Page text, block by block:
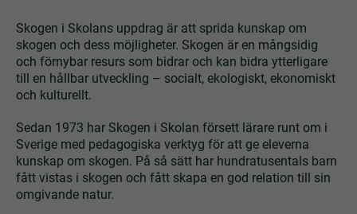
Skogen i Skolans uppdrag är att sprida kunskap om
skogen och dess möjligheter. Skogen är en mångsidig
och förnybar resurs som bidrar och kan bidra ytterligare
till en hållbar utveckling – socialt, ekologiskt, ekonomiskt
och kulturellt.
Sedan 1973 har Skogen i Skolan försett lärare runt om i
Sverige med pedagogiska verktyg för att ge eleverna
kunskap om skogen. På så sätt har hundratusentals barn
fått vistas i skogen och fått skapa en god relation till sin
omgivande natur.